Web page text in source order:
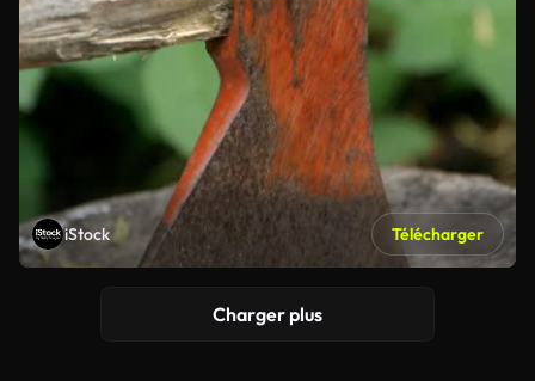
iStock Télécharger
Charger plus